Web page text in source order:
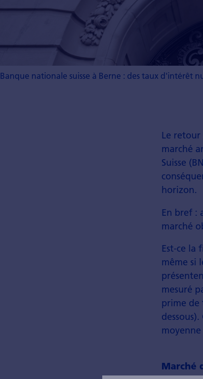
Banque nationale suisse à Berne : des taux d'intérêt
Le
marché
Suisse
horizon.
En bref :
marché
Est-ce la
même si
mesuré
prime de
Marché